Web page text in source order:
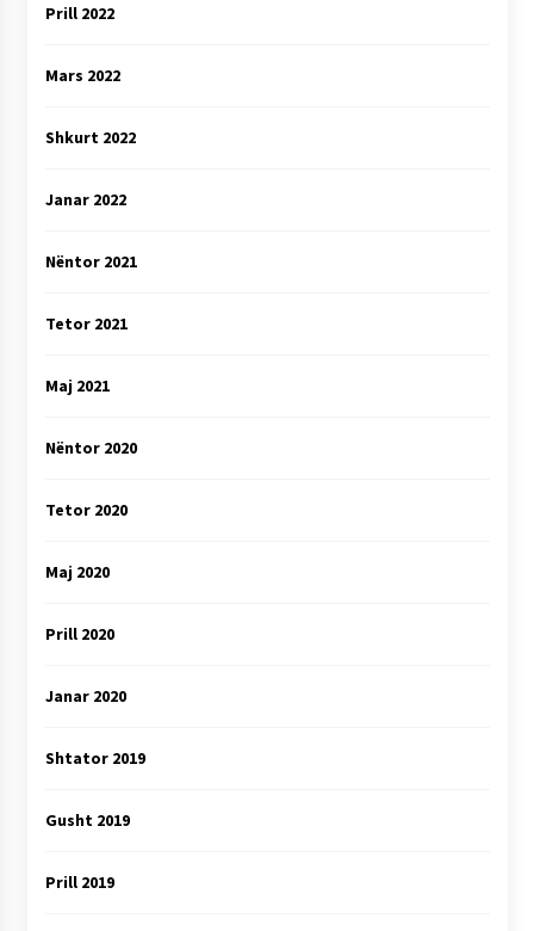
Prill 2022
Mars 2022
Shkurt 2022
Janar 2022
Nëntor 2021
Tetor 2021
Maj 2021
Nëntor 2020
Tetor 2020
Maj 2020
Prill 2020
Janar 2020
Shtator 2019
Gusht 2019
Prill 2019